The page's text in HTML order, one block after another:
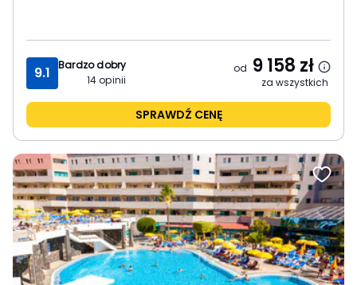
9.1
Bardzo dobry
14opinii
od 9 158 zł
za wszystkich
SPRAWDŹ CENĘ